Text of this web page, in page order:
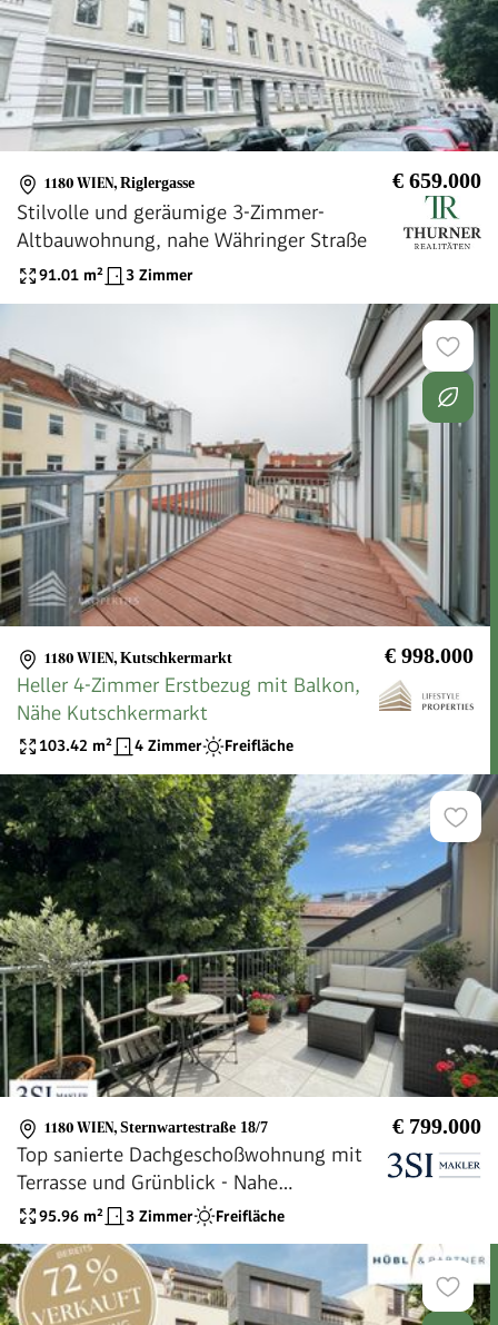
1180 WIEN, Riglergasse € 659.000
Stilvolle und geräumige 3-Zimmer-
Altbauwohnung, nahe Währinger Straße
91.01 m² 3 Zimmer
1180 WIEN, Kutschkermarkt € 998.000
Heller 4-Zimmer Erstbezug mit Balkon,
Nähe Kutschkermarkt
103.42 m² 4 Zimmer Freifläche
1180 WIEN, Sternwartestraße 18/7 € 799.000
Top sanierte Dachgeschoßwohnung mit
Terrasse und Grünblick - Nahe
Kutschkermarkt
95.96 m² 3 Zimmer Freifläche